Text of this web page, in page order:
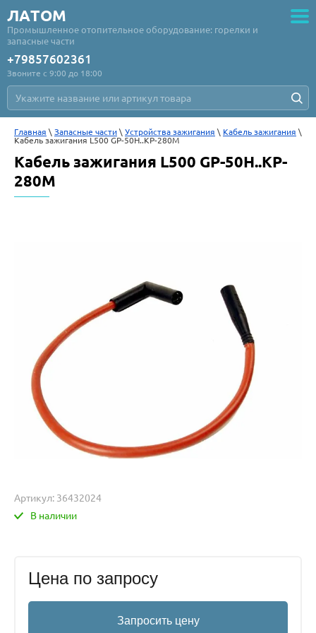
ЛАТОМ
Промышленное отопительное оборудование: горелки и
запасные части
+79857602361
Звоните с 9:00 до 18:00
Главная \ Запасные части \ Устройства зажигания \ Кабель зажигания \
Кабель зажигания L500 GP-50H..KP-280M
Кабель зажигания L500 GP-50H..KP-
280M
Артикул: 36432024
В наличии
Цена по запросу
Запросить цену